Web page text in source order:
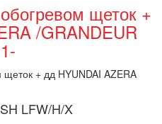
щеток +
/GRANDEUR
LFW/H/X